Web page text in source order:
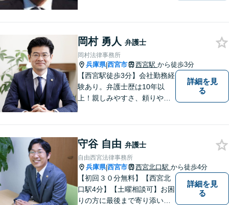
民事事件，家事事件，刑事事
件も幅広く取り扱っておりま
す。
岡村 勇人 弁護士
岡村法律事務所
兵庫県|西宮市 西宮駅 から徒歩3分
【西宮駅徒歩3分】会社勤務経
験あり。弁護士歴は10年以
上！親しみやすさ、頼りやす
面談無料】
詳細を見
る
守谷 自由 弁護士
自由西宮法律事務所
兵庫県|西宮市 西宮北口駅 から徒歩4分
【初回３０分無料】【西宮北
口駅4分】【土曜相談可】お困
りの方に最後まで寄り添い、
詳細を見
る